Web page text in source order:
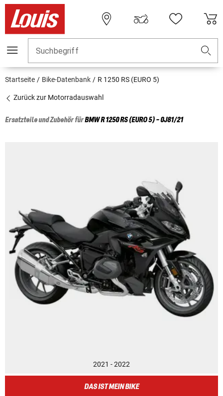
Suchbegriff
Startseite Bike-Datenbank R 1250 RS (EURO 5)
Zurück zur Motorradauswahl
Ersatzteile und Zubehör fürBMWR 1250 RS (EURO 5) - 0J81/21
2021 - 2022
DAS IST MEIN BIKE